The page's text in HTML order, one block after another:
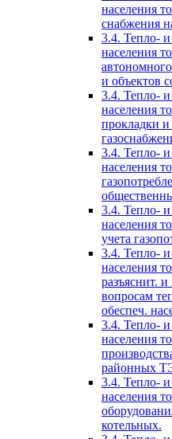
населения
снабжения
3.4. Тепло- и
населения
и объектов
3.4. Тепло- и
населения
прокладки и
3.4. Тепло- и
населения
3.4. Тепло- и
населения
учета
3.4. Тепло- и
населения
разъяснит.
вопросам
обеспеч.
3.4. Тепло- и
населения
районных
3.4. Тепло- и
населения
котельных.